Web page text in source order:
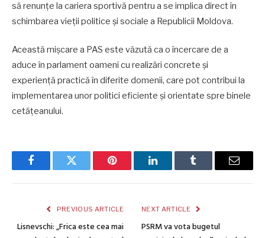
să renunțe la cariera sportivă pentru a se implica direct în
schimbarea vieții politice și sociale a Republicii Moldova.
Această mișcare a PAS este văzută ca o încercare de a
aduce în parlament oameni cu realizări concrete și
experiență practică în diferite domenii, care pot contribui la
implementarea unor politici eficiente și orientate spre binele
cetățeanului.
FacebookTwitter Pinterest LinkedInTumblr Email
PREVIOUS ARTICLE
Lisnevschi: „Frica este cea mai
NEXT ARTICLE
PSRM va vota bugetul